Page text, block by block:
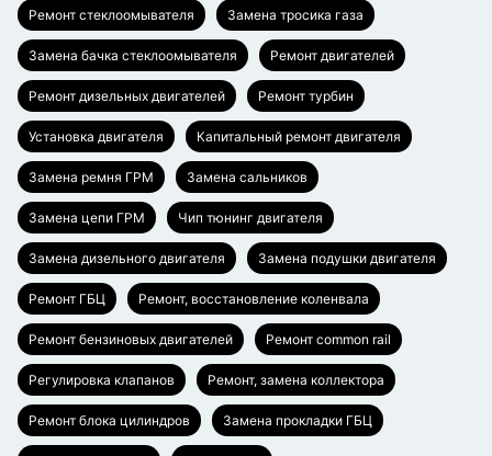
Ремонт стеклоомывателя Замена тросика газа
Замена бачка стеклоомывателя Ремонт двигателей
Ремонт дизельных двигателей Ремонт турбин
Установка двигателя Капитальный ремонт двигателя
Замена ремня ГРМ Замена сальников
Замена цепи ГРМ Чип тюнинг двигателя
Замена дизельного двигателя Замена подушки двигателя
Ремонт ГБЦ Ремонт, восстановление коленвала
Ремонт бензиновых двигателей Ремонт common rail
Регулировка клапанов Ремонт, замена коллектора
Ремонт блока цилиндров Замена прокладки ГБЦ